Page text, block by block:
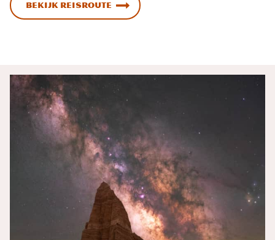
BEKIJK REISROUTE